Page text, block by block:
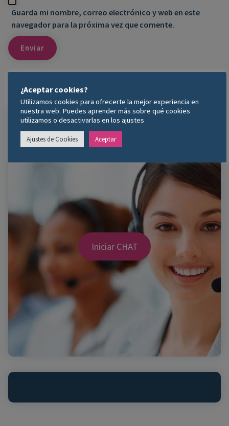
Guarda mi nombre, correo electrónico y web en este
navegador para la próxima vez que comente.
¿Necesitas Consejo? ¡Contacta!
Iniciar CHAT
¿Aceptar cookies?
Utilizamos cookies para ofrecerte la mejor experiencia en
nuestra web. Puedes aprender más sobre qué cookies
utilizamos o desactivarlas en los ajustes
Ajustes de Cookies Aceptar